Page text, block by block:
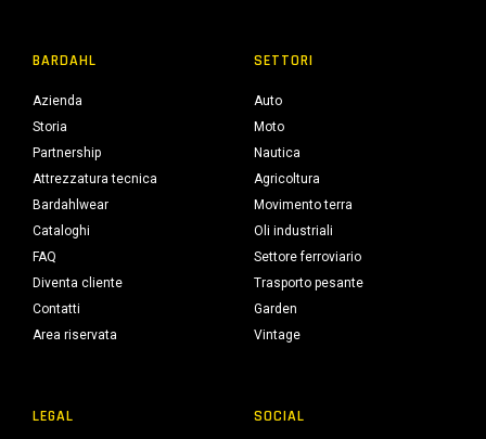
BARDAHL
Azienda
Storia
Partnership
Attrezzatura tecnica
Bardahlwear
Cataloghi
FAQ
Diventa cliente
Contatti
Area riservata
SETTORI
Auto
Moto
Nautica
Agricoltura
Movimento terra
Oli industriali
Settore ferroviario
Trasporto pesante
Garden
Vintage
LEGAL SOCIAL